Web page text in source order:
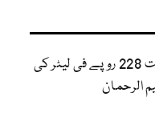
پیٹرول کی قیمت 228 روپے فی لیٹر کی
الرحمان